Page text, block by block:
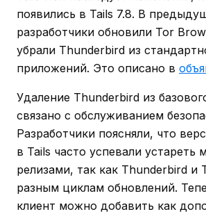
появились в Tails 7.8. В
разработчики обновили Tor
убрали Thunderbird из
приложений. Это описано в
Удаление Thunderbird из
связано с обслуживанием
Разработчики поясняли, что
в Tails часто успевали устареть
релизами, так как Thunderbird и
разным циклам обновлений.
клиент можно добавить как